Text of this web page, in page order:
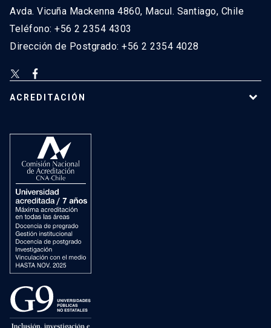
Avda. Vicuña Mackenna 4860, Macul. Santiago, Chile
Teléfono: +56 2 2354 4303
Dirección de Postgrado: +56 2 2354 4028
ACREDITACIÓN